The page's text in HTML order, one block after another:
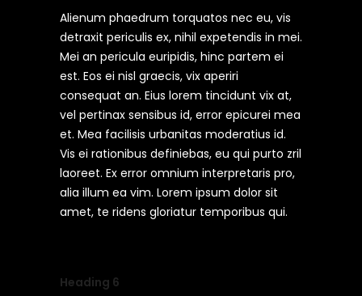
Alienum phaedrum torquatos nec eu, vis
detraxit periculis ex, nihil expetendis in mei.
Mei an pericula euripidis, hinc partem ei
est. Eos ei nisl graecis, vix aperiri
consequat an. Eius lorem tincidunt vix at,
vel pertinax sensibus id, error epicurei mea
et. Mea facilisis urbanitas moderatius id.
Vis ei rationibus definiebas, eu qui purto zril
laoreet. Ex error omnium interpretaris pro,
alia illum ea vim. Lorem ipsum dolor sit
amet, te ridens gloriatur temporibus qui.
Heading 6